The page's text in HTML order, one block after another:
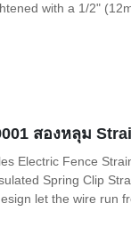
with a 1/2"
สองหลุม
Electric Fence
Spring Clip
let the wire run